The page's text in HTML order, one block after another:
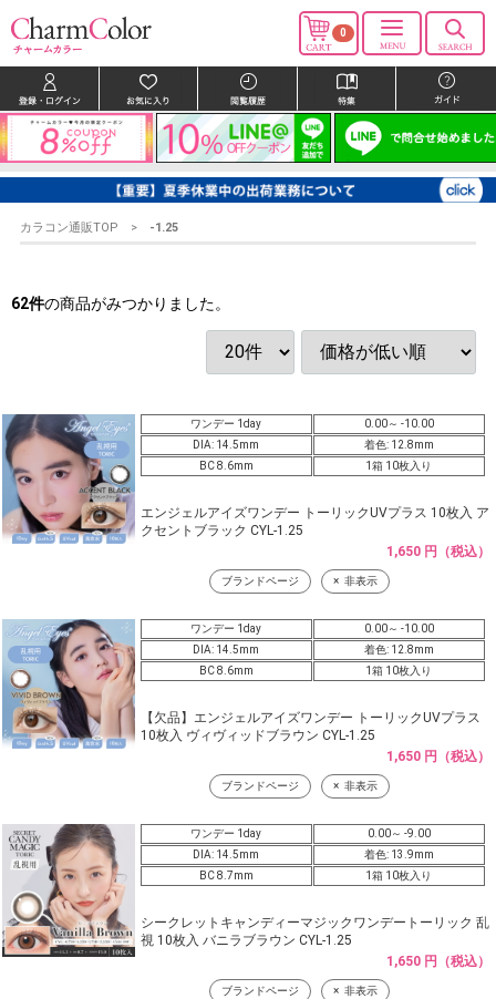
0
カラコン通販TOP -1.25
62件の商品がみつかりました。
ワンデー 1day
0.00～ -10.00
DIA: 14.5mm
着色: 12.8mm
BC 8.6mm
1箱 10枚入り
エンジェルアイズワンデー トーリックUVプラス 10枚入 ア
クセントブラック CYL-1.25
1,650 円（税込）
ブランドページ 非表示
ワンデー 1day
0.00～ -10.00
DIA: 14.5mm
着色: 12.8mm
BC 8.6mm
1箱 10枚入り
【欠品】エンジェルアイズワンデー トーリックUVプラス
10枚入 ヴィヴィッドブラウン CYL-1.25
1,650 円（税込）
ブランドページ 非表示
ワンデー 1day
0.00～ -9.00
DIA: 14.5mm
着色: 13.9mm
BC 8.7mm
1箱 10枚入り
シークレットキャンディーマジックワンデートーリック 乱
視 10枚入 バニラブラウン CYL-1.25
1,650 円（税込）
ブランドページ 非表示